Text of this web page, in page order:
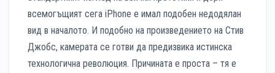
всемогъщият сега iPhone e имал подобен недодялан
вид в началото. И подобно на произведението на Стив
Джобс, камерата се готви да предизвика истинска
технологична революция. Причината е проста – тя е